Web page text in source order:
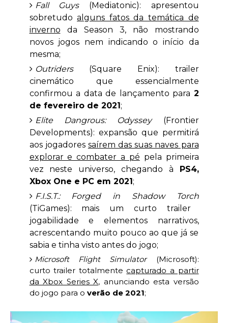
Fall Guys(Mediatonic): apresentou
sobretudoalguns fatos da temática de
inverno da Season 3, não mostrando
novos jogos nem indicando o início da
mesma;
Outriders(Square Enix): trailer
cinemático que essencialmente
confirmou a data de lançamento para 2
de fevereiro de 2021 ;
Elite Dangrous: Odyssey(Frontier
Developments): expansão que permitirá
aos jogadores saírem das suas naves para
explorar e combater a pé pela primeira
vez neste universo, chegando à
PS4,
Xbox One e PC em 2021 ;
F.I.S.T.: Forged in Shadow Torch
(TiGames): mais um curto trailer
jogabilidade e elementos narrativos,
acrescentando muito pouco ao que já se
sabia e tinha visto antes do jogo;
Microsoft Flight Simulator(Microsoft):
curto trailer totalmente capturado a partir
da Xbox Series X, anunciando esta versão
do jogo para o verão de 2021;